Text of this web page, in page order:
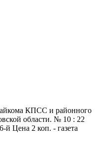
КПСС и районного
области. № 10 : 22
й Цена 2 коп. - газета